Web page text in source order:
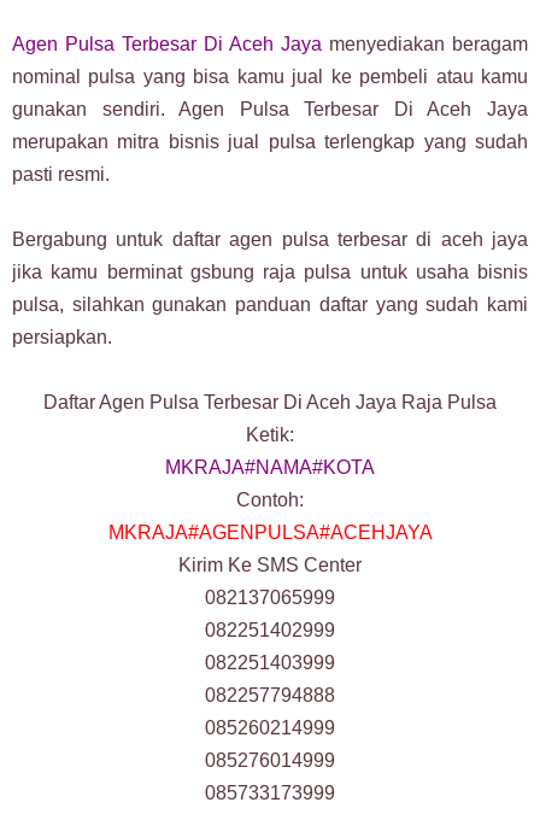
Agen Pulsa Terbesar Di Aceh Jaya menyediakan beragam
nominal pulsa yang bisa kamu jual ke pembeli atau kamu
gunakan sendiri. Agen Pulsa Terbesar Di Aceh Jaya
merupakan mitra bisnis jual pulsa terlengkap yang sudah
pasti resmi.
Bergabung untuk daftar agen pulsa terbesar di aceh jaya
jika kamu berminat gsbung raja pulsa untuk usaha bisnis
pulsa, silahkan gunakan panduan daftar yang sudah kami
persiapkan.
Daftar Agen Pulsa Terbesar Di Aceh Jaya Raja Pulsa
Ketik:
MKRAJA#NAMA#KOTA
Contoh:
MKRAJA#AGENPULSA#ACEHJAYA
Kirim Ke SMS Center
082137065999
082251402999
082251403999
082257794888
085260214999
085276014999
085733173999